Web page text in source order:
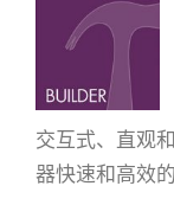
交互式、直观
器快速和高效